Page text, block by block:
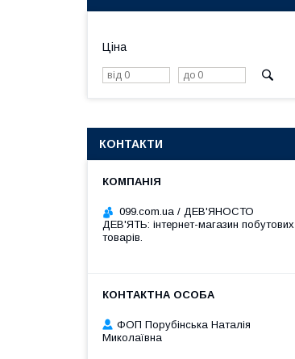
Ціна
КОНТАКТИ
099.com.ua / ДЕВ'ЯНОСТО
ДЕВ'ЯТЬ: інтернет-магазин побутових
товарів.
ФОП Порубінська Наталія
Миколаївна